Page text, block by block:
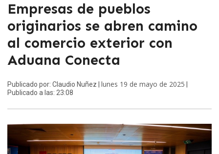
Empresas de pueblos
originarios se abren camino
al comercio exterior con
Aduana Conecta
Publicado por: Claudio Nuñez | lunes 19 de mayo de 2025
Publicado a las: 23:08